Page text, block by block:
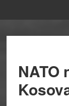
NATO